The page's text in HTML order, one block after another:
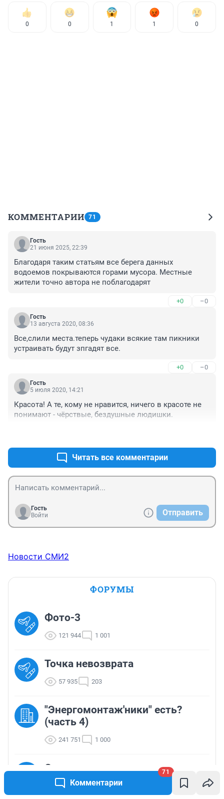
Комментарии
71
0 0 1 1 0
КОММЕНТАРИИ 71
Гость
21 июня 2025, 22:39
Благодаря таким статьям все берега данных
водоемов покрываются горами мусора. Местные
жители точно автора не поблагодарят
+0 –0
Гость
13 августа 2020, 08:36
Все,слили места.теперь чудаки всякие там пикники
устраивать будут зпгадят все.
+0 –0
Гость
5 июля 2020, 14:21
Красота! А те, кому не нравится, ничего в красоте не
понимают - чёрствые, бездушные людишки.
Читать все комментарии
Гость
Войти
Отправить
Новости СМИ2
ФОРУМЫ
Фото-3
121 944 1 001
Точка невозврата
57 935 203
"Энергомонтаж'ники" есть?
(часть 4)
241 751 1 000
Самые мистические имена
7 341 38